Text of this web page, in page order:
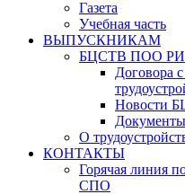
Газета
Учебная часть
ВЫПУСКНИКАМ
БЦСТВ ПОО РИ
Договора
Новости
Документы
О
КОНТАКТЫ
Горячая линия
СПО